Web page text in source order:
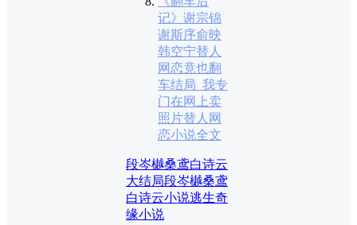
记》谢宗锦
谢斯序俞映
韩空宁替人
网恋竟也翻
车结局_我专
门在网上卖
照片替人网
恋小说全文
段岑樾桑鸢白诗云
大结局段岑樾桑鸢
白诗云小说逃生奇
缘小说